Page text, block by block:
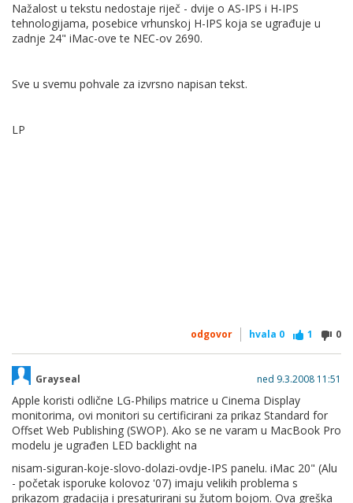
Nažalost u tekstu nedostaje riječ - dvije o AS-IPS i H-IPS
tehnologijama, posebice vrhunskoj H-IPS koja se ugrađuje u
zadnje 24" iMac-ove te NEC-ov 2690.
Sve u svemu pohvale za izvrsno napisan tekst.
LP
odgovor hvala 0 1 0
Grayseal ned 9.3.2008 11:51
Apple koristi odlične LG-Philips matrice u Cinema Display
monitorima, ovi monitori su certificirani za prikaz Standard for
Offset Web Publishing (SWOP). Ako se ne varam u MacBook Pro
modelu je ugrađen LED backlight na
nisam-siguran-koje-slovo-dolazi-ovdje-IPS panelu. iMac 20" (Alu
- početak isporuke kolovoz '07) imaju velikih problema s
prikazom gradacija i presaturirani su žutom bojom. Ova greška